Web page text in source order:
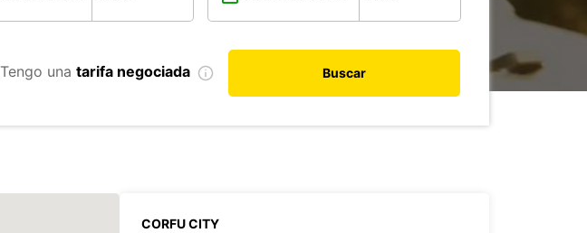
Tengo una tarifa negociada Buscar
CORFU CITY